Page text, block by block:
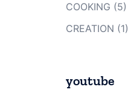
COOKING (5)
CREATION (1)
youtube